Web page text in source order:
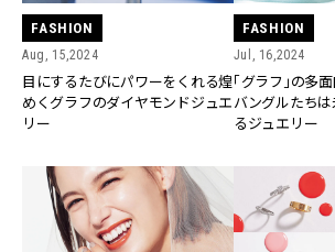
FASHION
Aug, 15,2024
目にするたびにパワーをくれる煌
めくグラフのダイヤモンドジュエ
リー
FASHION
Jul, 16,2024
「グラフ」の多
バングルたち
るジュエリー